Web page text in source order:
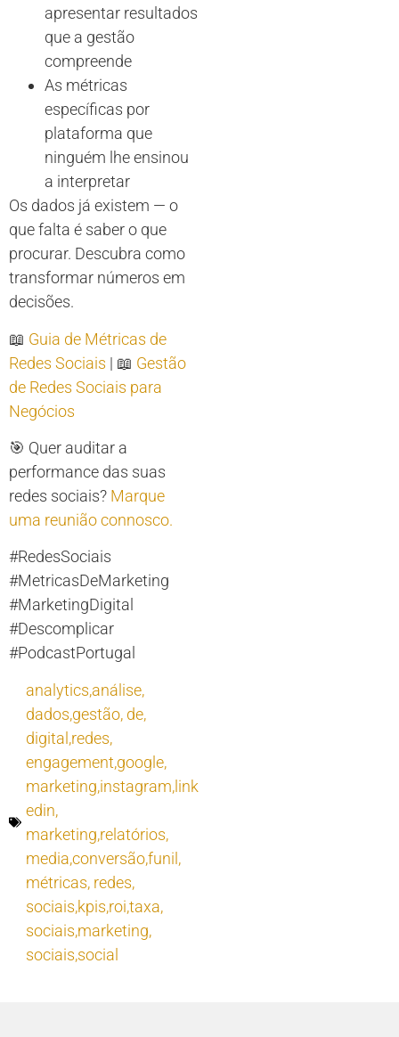
apresentar resultados
que a gestão
compreende
As métricas
específicas por
plataforma que
ninguém lhe ensinou
a interpretar
Os dados já existem — o
que falta é saber o que
procurar. Descubra como
transformar números em
decisões.
📖 Guia de Métricas de
Redes Sociais | 📖 Gestão
de Redes Sociais para
Negócios
🎯 Quer auditar a
performance das suas
redes sociais? Marque
uma reunião connosco.
#RedesSociais
#MetricasDeMarketing
#MarketingDigital
#Descomplicar
#PodcastPortugal
analytics,análise,
dados,gestão, de,
digital,redes,
engagement,google,
marketing,instagram,link
edin,
marketing,relatórios,
media,conversão,funil,
métricas, redes,
sociais,kpis,roi,taxa,
sociais,marketing,
sociais,social